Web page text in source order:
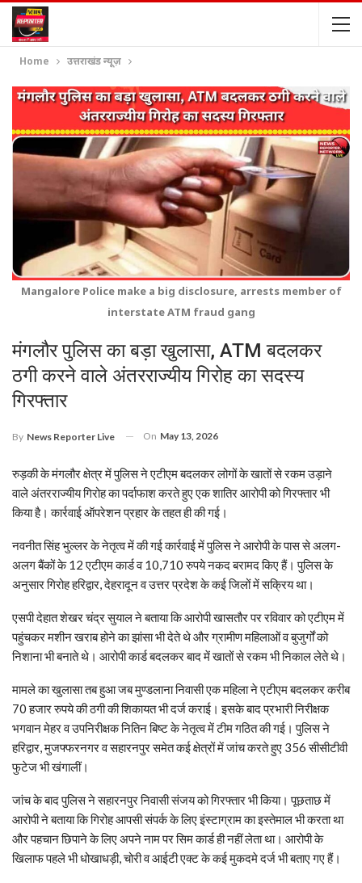
Home उत्तराखंड न्यूज़
Mangalore Police make a big disclosure, arrests member of
interstate ATM fraud gang
मंगलौर पुलिस का बड़ा खुलासा, ATM बदलकर
ठगी करने वाले अंतरराज्यीय गिरोह का सदस्य
गिरफ्तार
By News Reporter Live On May 13, 2026
रुड़की के मंगलौर क्षेत्र में पुलिस ने एटीएम बदलकर लोगों के खातों से रकम उड़ाने
वाले अंतरराज्यीय गिरोह का पर्दाफाश करते हुए एक शातिर आरोपी को गिरफ्तार भी
किया है। कार्रवाई ऑपरेशन प्रहार के तहत ही की गई।
नवनीत सिंह भुल्लर के नेतृत्व में की गई कार्रवाई में पुलिस ने आरोपी के पास से अलग-
अलग बैंकों के 12 एटीएम कार्ड व 10,710 रुपये नकद बरामद किए हैं। पुलिस के
अनुसार गिरोह हरिद्वार, देहरादून व उत्तर प्रदेश के कई जिलों में सक्रिय था।
एसपी देहात शेखर चंद्र सुयाल ने बताया कि आरोपी खासतौर पर रविवार को एटीएम में
पहुंचकर मशीन खराब होने का झांसा भी देते थे और ग्रामीण महिलाओं व बुजुर्गों को
निशाना भी बनाते थे। आरोपी कार्ड बदलकर बाद में खातों से रकम भी निकाल लेते थे।
मामले का खुलासा तब हुआ जब मुण्डलाना निवासी एक महिला ने एटीएम बदलकर करीब
70 हजार रुपये की ठगी की शिकायत भी दर्ज कराई। इसके बाद प्रभारी निरीक्षक
भगवान मेहर व उपनिरीक्षक नितिन बिष्ट के नेतृत्व में टीम गठित की गई। पुलिस ने
हरिद्वार, मुजफ्फरनगर व सहारनपुर समेत कई क्षेत्रों में जांच करते हुए 356 सीसीटीवी
फुटेज भी खंगालीं।
जांच के बाद पुलिस ने सहारनपुर निवासी संजय को गिरफ्तार भी किया। पूछताछ में
आरोपी ने बताया कि गिरोह आपसी संपर्क के लिए इंस्टाग्राम का इस्तेमाल भी करता था
और पहचान छिपाने के लिए अपने नाम पर सिम कार्ड ही नहीं लेता था। आरोपी के
खिलाफ पहले भी धोखाधड़ी, चोरी व आईटी एक्ट के कई मुकदमे दर्ज भी बताए गए हैं।